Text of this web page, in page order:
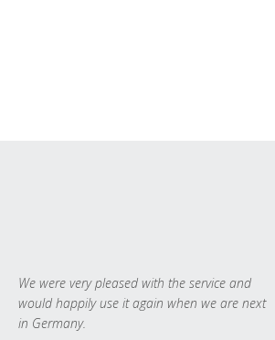
We were very pleased with the service and
would happily use it again when we are next
in Germany.